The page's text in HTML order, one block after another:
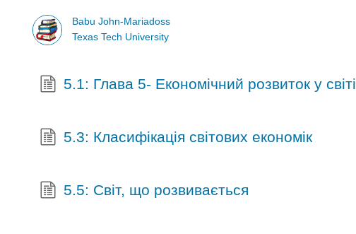
Babu John-Mariadoss
Texas Tech University
5.1: Глава 5- Економічний розвиток у світі
5.3: Класифікація світових економік
5.5: Світ, що розвивається